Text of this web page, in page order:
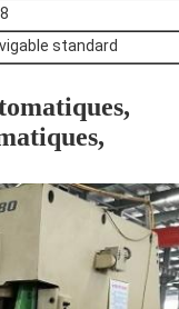
standard
,
,